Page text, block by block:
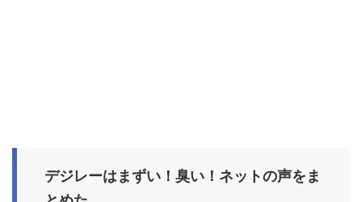
デジレーはまずい！臭い！ネットの声をま